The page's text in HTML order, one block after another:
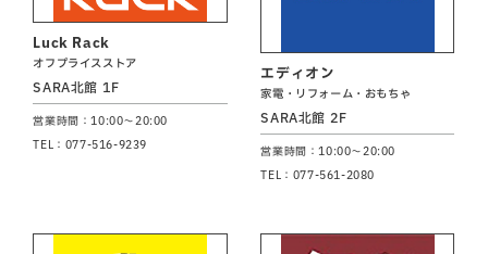
Luck Rack
オフプライスストア
SARA北館 1F
営業時間：10:00～20:00
TEL：077-516-9239
エディオン
家電・リフォーム・おもちゃ
SARA北館 2F
営業時間：10:00～20:00
TEL：077-561-2080